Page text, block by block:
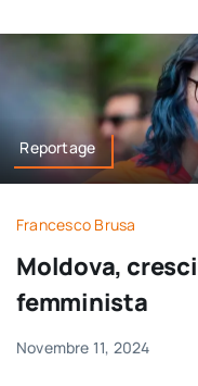
Reportage
Francesco Brusa
Moldova,
femminista
Novembre 11, 2024